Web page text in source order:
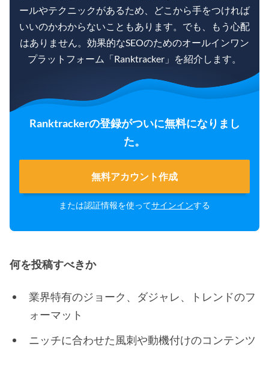
ールやテクニックがあるため、どこから手をつければ
いいのかわからないこともあります。でも、もう心配
はありません。効果的なSEOのためのオールインワン
プラットフォーム「Ranktracker」を紹介します。
Ranktrackerの登録がついに無料になりまし
た。
無料アカウント作成
または認証情報を使ってサインインする
何を投稿すべきか
業界特有のジョーク、ダジャレ、トレンドのフ
ォーマット
ニッチに合わせた風刺や動機付けのコンテンツ